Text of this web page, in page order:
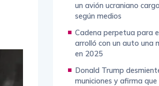
un avión ucraniano
según medios
Cadena perpetua para
arrolló con un auto una
en 2025
Donald Trump
municiones y afirma